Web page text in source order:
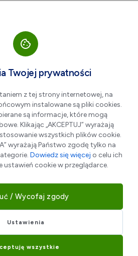
pielęgnację
pojętym zagospodarowaniem
Twojej prywatności
z tej strony internetowej, na
instalowane są pliki cookies.
są informacje, które mogą
Klikając „AKCEPTUJ” wyrażają
wszystkich plików cookie.
wyrażają Państwo zgodę tylko na
Dowiedz się więcej o celu ich
ustawień cookie w przeglądarce.
/ Wycofaj zgody
Ustawienia
wszystkie